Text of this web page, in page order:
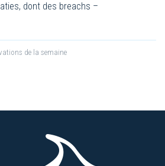
dont des breachs –
de la semaine